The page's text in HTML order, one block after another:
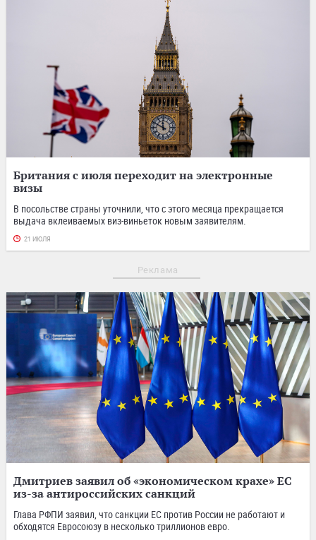
Британия с июля переходит на электронные
визы
В посольстве страны уточнили, что с этого месяца прекращается
выдача вклеиваемых виз-виньеток новым заявителям.
21 ИЮЛЯ
Реклама
Дмитриев заявил об «экономическом крахе» ЕС
из-за антироссийских санкций
Глава РФПИ заявил, что санкции ЕС против России не работают и
обходятся Евросоюзу в несколько триллионов евро.